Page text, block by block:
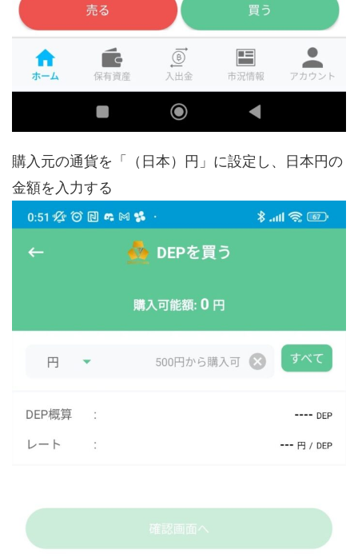
購入元の通貨を「（日本）円」に設定し、日本円の
金額を入力する